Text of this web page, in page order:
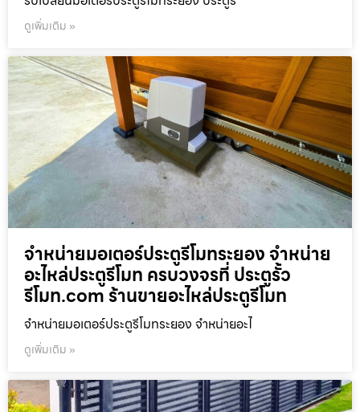
ดูเพิ่มเติม »
จำหน่ายมอเตอร์ประตูรีโมทระยอง จำหน่าย
อะไหล่ประตูรีโมท ครบวงจรที่ ประตูรั้ว
รีโมท.com ร้านขายอะไหล่ประตูรีโมท
จำหน่ายมอเตอร์ประตูรีโมทระยอง จำหน่ายอะไ
ดูเพิ่มเติม »